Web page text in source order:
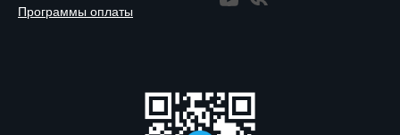
Программы оплаты